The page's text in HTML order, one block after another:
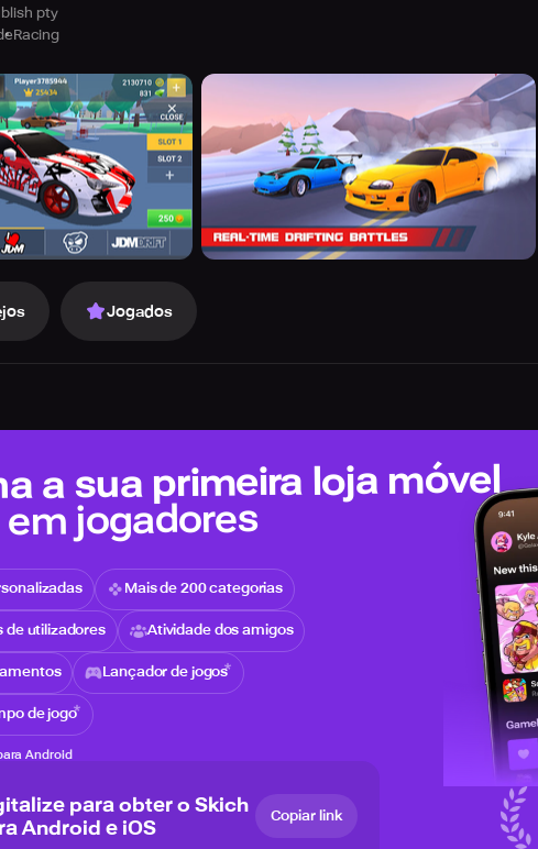
pty
Racing
Jogados
a sua primeira loja móvel
jogadores
Mais de 200 categorias
de utilizadores Atividade dos amigos
Lançador de jogos
de jogo
Android
para obter o Skich
Android e iOS
Copiar link